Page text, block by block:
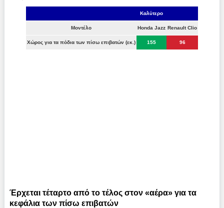
Καλύτερο
Μοντέλο Honda Jazz Renault Clio
Χώρος για τα πόδια των πίσω επιβατών (εκ.) 155 96
Έρχεται τέταρτο από το τέλος στον «αέρα» για τα
κεφάλια των πίσω επιβατών